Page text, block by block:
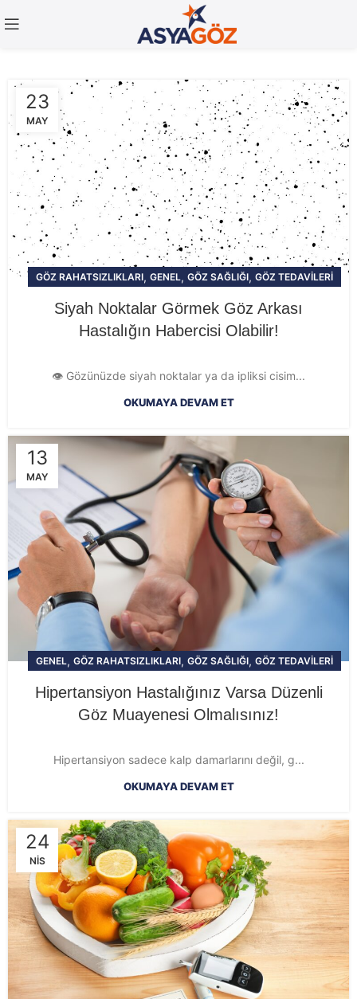
23
MAY
GÖZ RAHATSIZLIKLARI, GENEL, GÖZ SAĞLIĞI, GÖZ TEDAVILERI
Siyah Noktalar Görmek Göz Arkası
Hastalığın Habercisi Olabilir!
👁️ Gözünüzde siyah noktalar ya da ipliksi cisim...
OKUMAYA DEVAM ET
13
MAY
GENEL, GÖZ RAHATSIZLIKLARI, GÖZ SAĞLIĞI, GÖZ TEDAVILERI
Hipertansiyon Hastalığınız Varsa Düzenli
Göz Muayenesi Olmalısınız!
Hipertansiyon sadece kalp damarlarını değil, g...
OKUMAYA DEVAM ET
24
NIS